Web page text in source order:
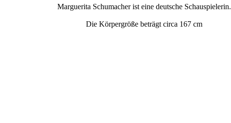
Marguerita Schumacher ist eine deutsche Schauspielerin.
Die Körpergröße beträgt circa 167 cm